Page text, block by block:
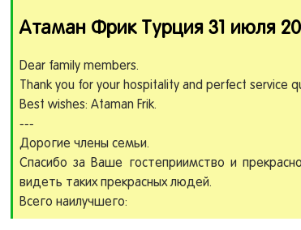
Атаман Фрик Турция 31 июля
Dear family members.
Thank you for your hospitality and perfect service
Best wishes: Ataman Frik.
---
Дорогие члены семьи.
Спасибо за Ваше гостеприимство и
видеть таких прекрасных людей.
Всего наилучшего: